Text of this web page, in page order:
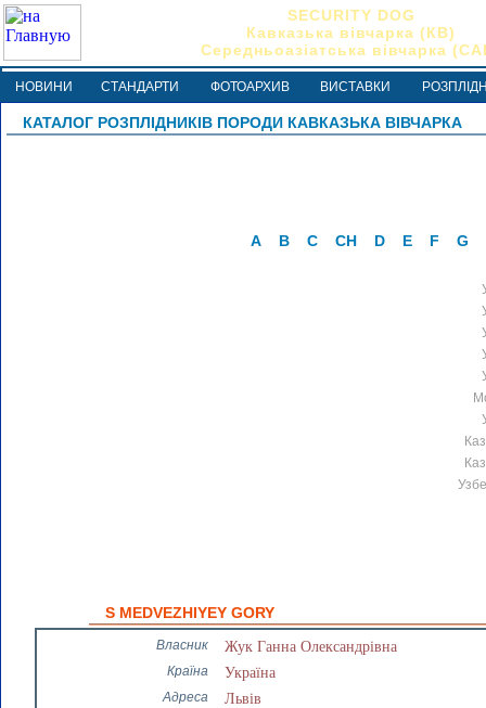
SECURITY DOG
Кавказька вівчарка (КВ)
Середньоазіатська вівчарка
НОВИНИ СТАНДАРТИ ФОТОАРХИВ ВИСТАВКИ
КАТАЛОГ РОЗПЛІДНИКІВ ПОРОДИ КАВКАЗЬКА ВІВЧАРКА
A B C CH D E F G
S MEDVEZHIYEY GORY
Власник Жук Ганна Олександрівна
Країна Україна
Адреса Львів